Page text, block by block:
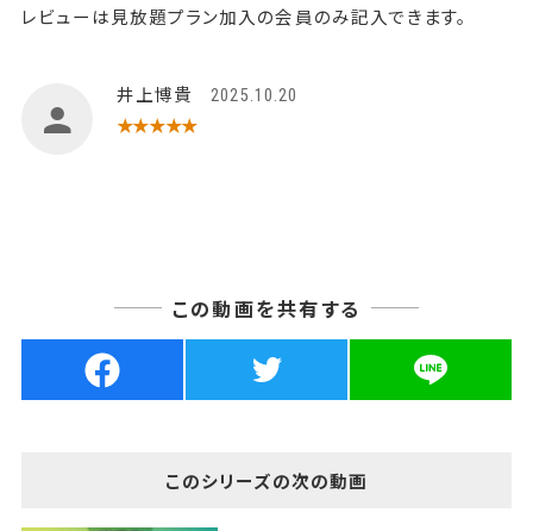
レビューは見放題プラン加入の会員のみ記入できます。
井上博貴 2025.10.20
★★★★★
この動画を共有する
このシリーズの次の動画